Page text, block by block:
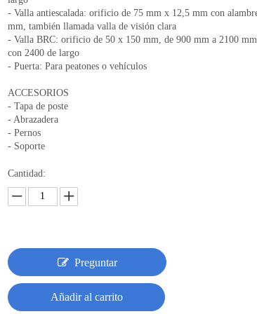
- Valla antiescalada: orificio de 75 mm x 12,5 mm con
mm, también llamada valla de visión clara
- Valla BRC: orificio de 50 x 150 mm, de 900 mm a 2100
con 2400 de largo
- Puerta: Para peatones o vehículos
ACCESORIOS
- Tapa de poste
- Abrazadera
- Pernos
- Soporte
Cantidad:
Preguntar
Añadir al carrito